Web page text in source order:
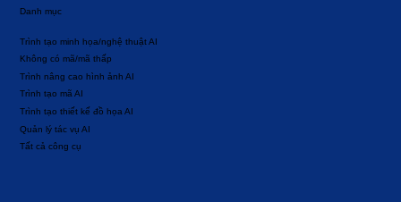
Danh mục
Tất cả công cụ
Quản lý tác vụ AI
Trình tạo thiết kế đồ họa AI
Không có mã/mã thấp
Trình tạo mã AI
Trình nâng cao hình ảnh AI
Trình tạo minh họa/nghệ thuật AI